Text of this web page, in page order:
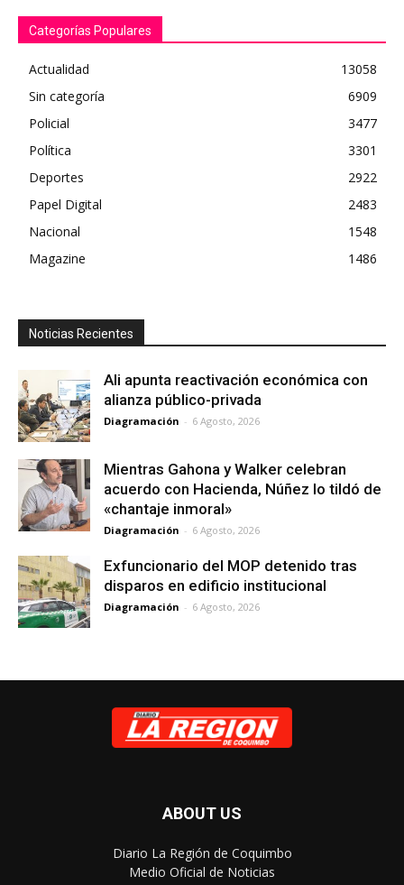
Categorías Populares
Actualidad
13058
Sin categoría
6909
Policial
3477
Política
3301
Deportes
2922
Papel Digital
2483
Nacional
1548
Magazine
1486
Noticias Recientes
Ali apunta reactivación económica con
alianza público-privada
Diagramación - 6 Agosto, 2026
Mientras Gahona y Walker celebran
acuerdo con Hacienda, Núñez lo tildó de
«chantaje inmoral»
Diagramación - 6 Agosto, 2026
Exfuncionario del MOP detenido tras
disparos en edificio institucional
Diagramación - 6 Agosto, 2026
ABOUT US
Diario La Región de Coquimbo
Medio Oficial de Noticias